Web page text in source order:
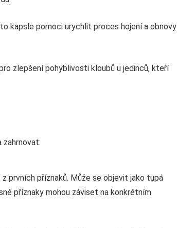
kapsle pomoci urychlit proces hojení a obnovy
zlepšení pohyblivosti kloubů u jedinců, kteří
zahrnovat:
prvních příznaků. Může se objevit jako tupá
příznaky mohou záviset na konkrétním